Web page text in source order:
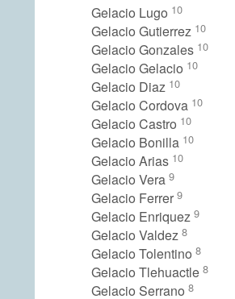
Gelacio Lugo 10
Gelacio Gutierrez 10
Gelacio Gonzales 10
Gelacio Gelacio 10
Gelacio Diaz 10
Gelacio Cordova 10
Gelacio Castro 10
Gelacio Bonilla 10
Gelacio Arias 10
Gelacio Vera 9
Gelacio Ferrer 9
Gelacio Enriquez 9
Gelacio Valdez 8
Gelacio Tolentino 8
Gelacio Tlehuactle 8
Gelacio Serrano 8